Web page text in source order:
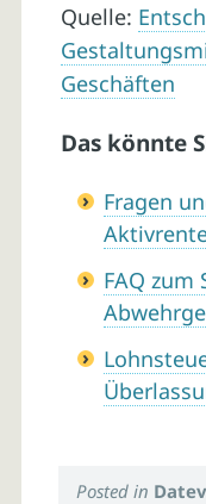
Quelle:
Geschäften
Das könnte
Fragen
FAQ zum
Posted in Datev